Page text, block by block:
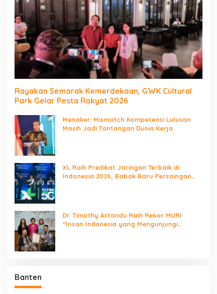
Rayakan Semarak Kemerdekaan, GWK Cultural
Park Gelar Pesta Rakyat 2026
Menaker: Mismatch Kompetensi Lulusan
Masih Jadi Tantangan Dunia Kerja
XL Raih Predikat Jaringan Terbaik di
Indonesia 2026, Babak Baru Persaingan
Dr. Timothy Astandu Raih Rekor MURI
“Insan Indonesia yang Mengunjungi
Banten